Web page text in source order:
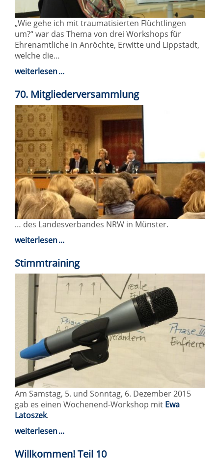
„Wie gehe ich mit traumatisierten Flüchtlingen
um?“ war das Thema von drei Workshops für
Ehrenamtliche in Anröchte, Erwitte und Lippstadt,
welche die…
weiterlesen
70. Mitgliederversammlung
… des Landesverbandes NRW in Münster.
weiterlesen
Stimmtraining
Am Samstag, 5. und Sonntag, 6. Dezember 2015
gab es einen Wochenend-Workshop mit Ewa
Latoszek.
weiterlesen
Willkommen! Teil 10